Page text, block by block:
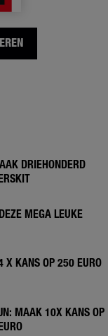
DRIEHONDERD
MEGA LEUKE
X KANS OP 250 EURO
MAAK 10X KANS OP